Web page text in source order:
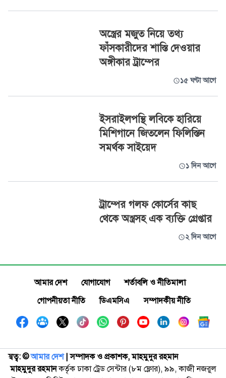
অস্ত্রের মজুত নিয়ে তথ্য
ফাঁসকারীদের শাস্তি দেওয়ার
অঙ্গীকার ট্রাম্পের
১৫ ঘণ্টা আগে
ইসরাইলপন্থি লবিকে হারিয়ে
মিশিগানে জিতলেন ফিলিস্তিন
সমর্থক সাইয়েদ
১ দিন আগে
ট্রাম্পের গলফ কোর্সের কাছ
থেকে অস্ত্রসহ এক ব্যক্তি গ্রেপ্তার
২ দিন আগে
আমার দেশ যোগাযোগ
শর্তাবলি ও নীতিমালা
গোপনীয়তা নীতি
ডিএমসিএ সম্পাদকীয় নীতি
স্বত্ব: ©️আমার দেশ| সম্পাদক ও প্রকাশক, মাহমুদুর রহমান
মাহমুদুর রহমানকর্তৃক ঢাকা ট্রেড সেন্টার (৮ম ফ্লোর), ৯৯, কাজী নজরুল